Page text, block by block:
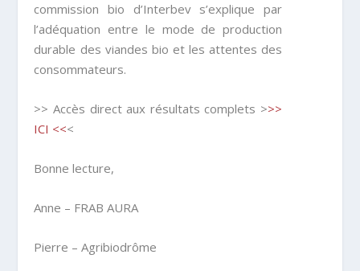
commission bio d’Interbev s’explique par
l’adéquation entre le mode de production
durable des viandes bio et les attentes des
consommateurs.
>> Accès direct aux résultats complets >>>
ICI <<<
Bonne lecture,
Anne – FRAB AURA
Pierre – Agribiodrôme